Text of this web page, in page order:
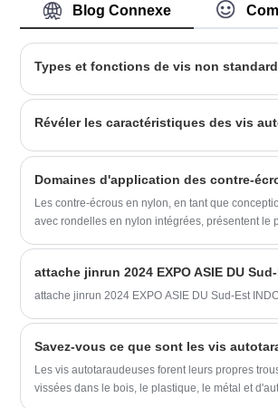
toute l'année vers
l'Amérique du Nord et
représentant 60 % du
prête attention à la qualité
technologies et s'efforce
excellent fabricant de vis.
Blog Connexe
Types et fonctions de vis non standard
Domaines d'application des contre-
Les contre-écrous en nylon, en tant que
avec rondelles en nylon intégrées, présentent le
générera une pression modérée au niveau de
en raison de ses propriétés matérielles, ce qui
attache jinrun 2024 EXPO ASIE DU
attache jinrun 2024 EXPO ASIE DU Sud-Est
Savez-vous ce que sont les vis
Les vis autotaraudeuses forent leurs propres
vissées dans le bois, le plastique, le métal et